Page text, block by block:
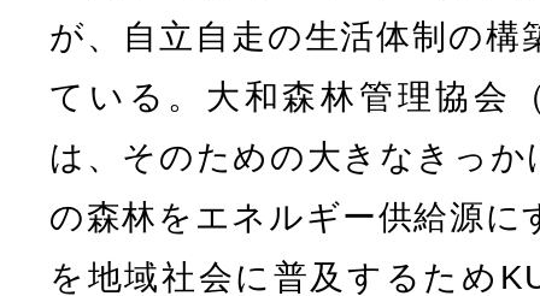
が、自立自走の生活体制の
ている。大和森林管理協会
は、そのための大きなきっ
の森林をエネルギー供給源
を地域社会に普及するため